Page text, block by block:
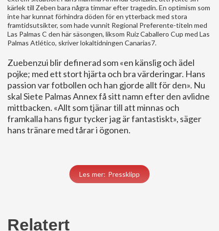
kärlek till Zeben bara några timmar efter tragedin. En optimism som
inte har kunnat förhindra döden för en ytterback med stora
framtidsutsikter, som hade vunnit Regional Preferente-titeln med
Las Palmas C den här säsongen, liksom Ruiz Caballero Cup med Las
Palmas Atlético, skriver lokaltidningen Canarias7.
Zuebenzui blir definerad som «en känslig och ädel
pojke; med ett stort hjärta och bra värderingar. Hans
passion var fotbollen och han gjorde allt för den». Nu
skal Siete Palmas Annex få sitt namn efter den avlidne
mittbacken. «Allt som tjänar till att minnas och
framkalla hans figur tycker jag är fantastiskt», säger
hans tränare med tårar i ögonen.
Les mer: Pressklipp
Relatert